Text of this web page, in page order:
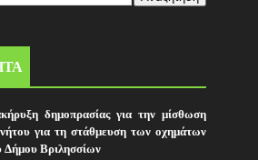
δημοπρασίας για την μίσθωση
για τη στάθμευση των οχημάτων
Δήμου Βριλησσίων